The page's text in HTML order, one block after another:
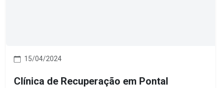
15/04/2024
Clínica de Recuperação em Pontal